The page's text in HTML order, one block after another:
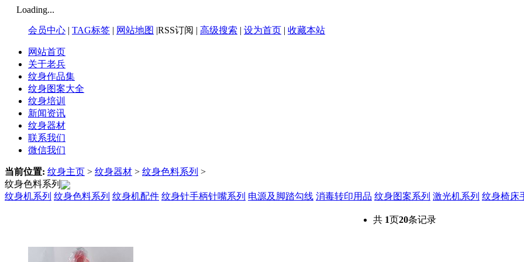
Loading...
会员中心 | TAG标签 | 网站地图 |RSS订阅 | 高级搜索 | 设为首页 | 收藏本站
网站首页
关于老兵
纹身作品集
纹身图案大全
纹身培训
新闻资讯
纹身器材
联系我们
微信我们
当前位置: 纹身主页 > 纹身器材 > 纹身色料系列 >
纹身色料系列
纹身机系列 纹身色料系列 纹身机配件 纹身针手柄针嘴系列 电源及脚踏勾线 消毒转印用品 纹身图案系列 激光机系列 纹身椅床
共 1页20条记录